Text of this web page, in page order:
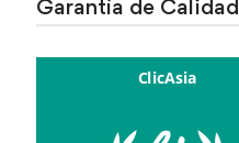
Garantía de Calidad